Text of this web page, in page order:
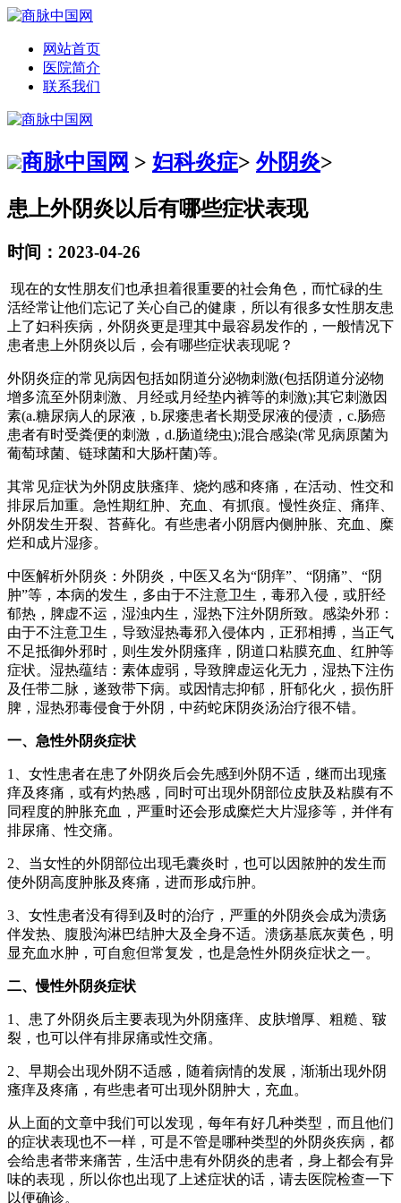
网站首页
医院简介
联系我们
商脉中国网 > 妇科炎症> 外阴炎>
患上外阴炎以后有哪些症状表现
时间：2023-04-26
现在的女性朋友们也承担着很重要的社会角色，而忙碌的生
活经常让他们忘记了关心自己的健康，所以有很多女性朋友患
上了妇科疾病，外阴炎更是理其中最容易发作的，一般情况下
患者患上外阴炎以后，会有哪些症状表现呢？
外阴炎症的常见病因包括如阴道分泌物刺激(包括阴道分泌物
增多流至外阴刺激、月经或月经垫内裤等的刺激);其它刺激因
素(a.糖尿病人的尿液，b.尿瘘患者长期受尿液的侵渍，c.肠癌
患者有时受粪便的刺激，d.肠道绕虫);混合感染(常见病原菌为
葡萄球菌、链球菌和大肠杆菌)等。
其常见症状为外阴皮肤瘙痒、烧灼感和疼痛，在活动、性交和
排尿后加重。急性期红肿、充血、有抓痕。慢性炎症、痛痒、
外阴发生开裂、苔藓化。有些患者小阴唇内侧肿胀、充血、糜
烂和成片湿疹。
中医解析外阴炎：外阴炎，中医又名为“阴痒”、“阴痛”、“阴
肿”等，本病的发生，多由于不注意卫生，毒邪入侵，或肝经
郁热，脾虚不运，湿浊内生，湿热下注外阴所致。感染外邪：
由于不注意卫生，导致湿热毒邪入侵体内，正邪相搏，当正气
不足抵御外邪时，则生发外阴瘙痒，阴道口粘膜充血、红肿等
症状。湿热蕴结：素体虚弱，导致脾虚运化无力，湿热下注伤
及任带二脉，遂致带下病。或因情志抑郁，肝郁化火，损伤肝
脾，湿热邪毒侵食于外阴，中药蛇床阴炎汤治疗很不错。
一、急性外阴炎症状
1、女性患者在患了外阴炎后会先感到外阴不适，继而出现瘙
痒及疼痛，或有灼热感，同时可出现外阴部位皮肤及粘膜有不
同程度的肿胀充血，严重时还会形成糜烂大片湿疹等，并伴有
排尿痛、性交痛。
2、当女性的外阴部位出现毛囊炎时，也可以因脓肿的发生而
使外阴高度肿胀及疼痛，进而形成疖肿。
3、女性患者没有得到及时的治疗，严重的外阴炎会成为溃疡
伴发热、腹股沟淋巴结肿大及全身不适。溃疡基底灰黄色，明
显充血水肿，可自愈但常复发，也是急性外阴炎症状之一。
二、慢性外阴炎症状
1、患了外阴炎后主要表现为外阴瘙痒、皮肤增厚、粗糙、皲
裂，也可以伴有排尿痛或性交痛。
2、早期会出现外阴不适感，随着病情的发展，渐渐出现外阴
瘙痒及疼痛，有些患者可出现外阴肿大，充血。
从上面的文章中我们可以发现，每年有好几种类型，而且他们
的症状表现也不一样，可是不管是哪种类型的外阴炎疾病，都
会给患者带来痛苦，生活中患有外阴炎的患者，身上都会有异
味的表现，所以你也出现了上述症状的话，请去医院检查一下
以便确诊。